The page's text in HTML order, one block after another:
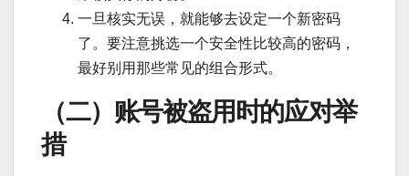
一旦核实无误，就能够去设定一个新密码
了。要注意挑选一个安全性比较高的密码，
最好别用那些常见的组合形式。
（二）账号被盗用时的应对举
措